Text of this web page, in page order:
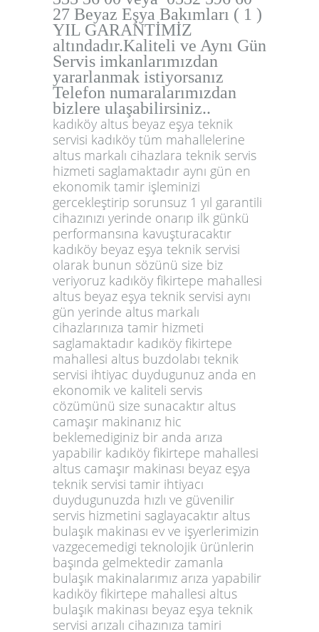
27 Beyaz Eşya Bakımları ( 1 )
YIL GARANTİMİZ
altındadır.Kaliteli ve Aynı Gün
Servis imkanlarımızdan
yararlanmak istiyorsanız
Telefon numaralarımızdan
bizlere ulaşabilirsiniz..
kadıköy altus beyaz eşya teknik
servisi kadıköy tüm mahallelerine
altus markalı cihazlara teknik servis
hizmeti saglamaktadır aynı gün en
ekonomik tamir işleminizi
gercekleştirip sorunsuz 1 yıl garantili
cihazınızı yerinde onarıp ilk günkü
performansına kavuşturacaktır
kadıköy beyaz eşya teknik servisi
olarak bunun sözünü size biz
veriyoruz kadıköy fikirtepe mahallesi
altus beyaz eşya teknik servisi aynı
gün yerinde altus markalı
cihazlarınıza tamir hizmeti
saglamaktadır kadıköy fikirtepe
mahallesi altus buzdolabı teknik
servisi ihtiyac duydugunuz anda en
ekonomik ve kaliteli servis
cözümünü size sunacaktır altus
camaşır makinanız hic
beklemediginiz bir anda arıza
yapabilir kadıköy fikirtepe mahallesi
altus camaşır makinası beyaz eşya
teknik servisi tamir ihtiyacı
duydugunuzda hızlı ve güvenilir
servis hizmetini saglayacaktır altus
bulaşık makinası ev ve işyerlerimizin
vazgecemedigi teknolojik ürünlerin
başında gelmektedir zamanla
bulaşık makinalarımız arıza yapabilir
kadıköy fikirtepe mahallesi altus
bulaşık makinası beyaz eşya teknik
servisi arızalı cihazınıza tamiri